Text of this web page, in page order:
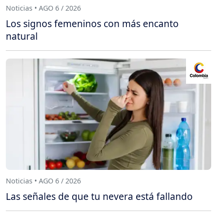
Noticias • AGO 6 / 2026
Los signos femeninos con más encanto
natural
Noticias • AGO 6 / 2026
Las señales de que tu nevera está fallando